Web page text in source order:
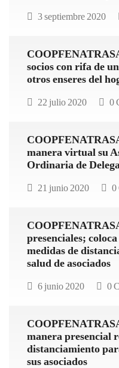
3 septiembre 2020
socios con rifa de
otros enseres del
22 julio 2020 0
manera virtual su
Ordinaria de
21 junio 2020 0
presenciales;
medidas de
salud de asociados
6 junio 2020 0
manera presencial
distanciamiento
sus asociados